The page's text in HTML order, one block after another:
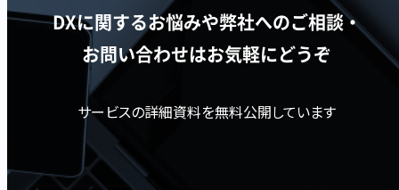
DXに関するお悩みや弊社へのご相談・
お問い合わせはお気軽にどうぞ
サービスの詳細資料を無料公開しています